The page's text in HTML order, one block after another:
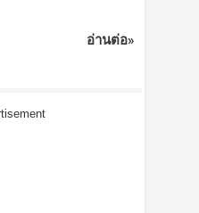
อ่านต่อ»